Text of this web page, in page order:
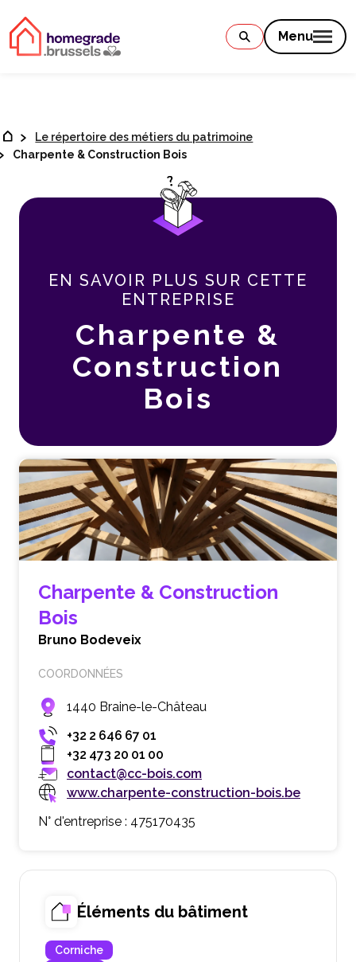
Menu
Le répertoire des métiers du patrimoine
Charpente & Construction Bois
EN SAVOIR PLUS SUR CETTE
ENTREPRISE
Charpente &
Construction
Bois
Charpente & Construction
Bois
Bruno Bodeveix
COORDONNÉES
1440 Braine-le-Château
+32 2 646 67 01
+32 473 20 01 00
contact@cc-bois.com
www.charpente-construction-bois.be
N° d'entreprise : 475170435
Éléments du bâtiment
Corniche